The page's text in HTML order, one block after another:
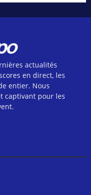
actualités
en direct, les
entier. Nous
captivant pour les